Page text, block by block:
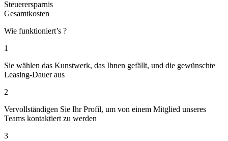
Steuerersparnis
Gesamtkosten
Wie funktioniert’s ?
1
Sie wählen das Kunstwerk, das Ihnen gefällt, und die gewünschte
Leasing-Dauer aus
2
Vervollständigen Sie Ihr Profil, um von einem Mitglied unseres
Teams kontaktiert zu werden
3